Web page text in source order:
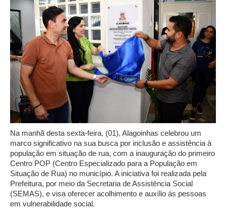
Na manhã desta sexta-feira, (01), Alagoinhas celebrou um
marco significativo na sua busca por inclusão e assistência à
população em situação de rua, com a inauguração do primeiro
Centro POP (Centro Especializado para a População em
Situação de Rua) no município. A iniciativa foi realizada pela
Prefeitura, por meio da Secretaria de Assistência Social
(SEMAS), e visa oferecer acolhimento e auxílio às pessoas
em vulnerabilidade social.